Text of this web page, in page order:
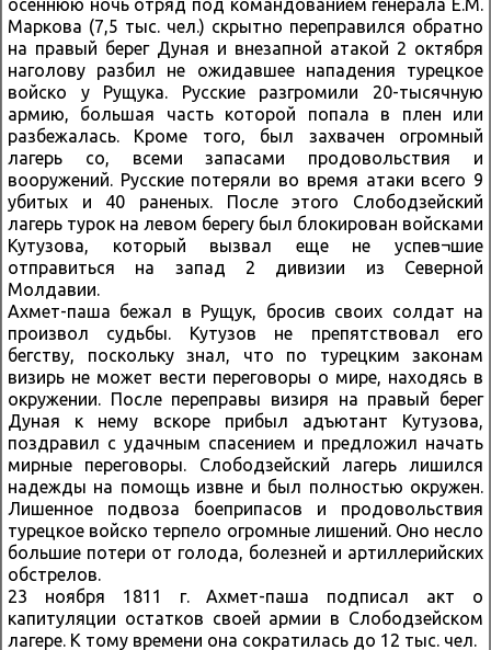
осеннюю ночь отряд под командованием генерала Е.М.
Маркова (7,5 тыс. чел.) скрытно переправился обратно
на правый берег Дуная и внезапной атакой 2 октября
наголову разбил не ожидавшее нападения турецкое
войско у Рущука. Русские разгромили 20-тысячную
армию, большая часть которой попала в плен или
разбежалась. Кроме того, был захвачен огромный
лагерь со, всеми запасами продовольствия и
вооружений. Русские потеряли во время атаки всего 9
убитых и 40 раненых. После этого Слободзейский
лагерь турок на левом берегу был блокирован войсками
Кутузова, который вызвал еще не успев¬шие
отправиться на запад 2 дивизии из Северной
Молдавии.
Ахмет-паша бежал в Рущук, бросив своих солдат на
произвол судьбы. Кутузов не препятствовал его
бегству, поскольку знал, что по турецким законам
визирь не может вести переговоры о мире, находясь в
окружении. После переправы визиря на правый берег
Дуная к нему вскоре прибыл адъютант Кутузова,
поздравил с удачным спасением и предложил начать
мирные переговоры. Слободзейский лагерь лишился
надежды на помощь извне и был полностью окружен.
Лишенное подвоза боеприпасов и продовольствия
турецкое войско терпело огромные лишений. Оно несло
большие потери от голода, болезней и артиллерийских
обстрелов.
23 ноября 1811 г. Ахмет-паша подписал акт о
капитуляции остатков своей армии в Слободзейском
лагере. К тому времени она сократилась до 12 тыс. чел.